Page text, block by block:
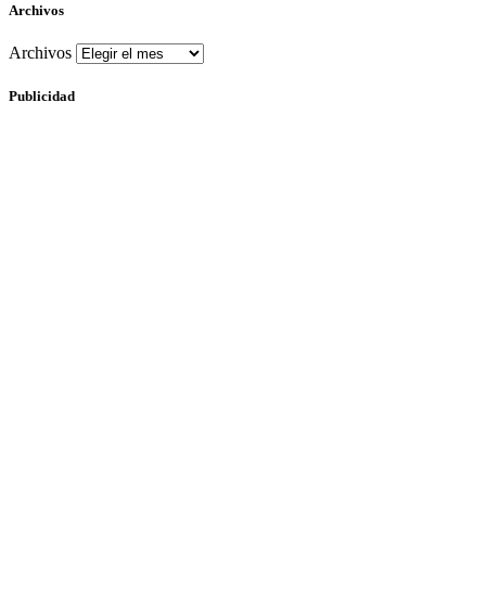
Archivos
Archivos
Publicidad